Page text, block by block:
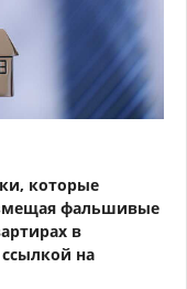
которые
фальшивые
в
ссылкой на